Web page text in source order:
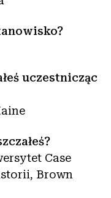
uczestnicząc
Case
Brown